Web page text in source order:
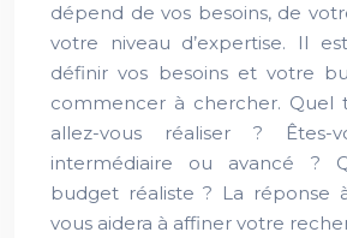
dépend de vos besoins, de
votre niveau d’expertise. Il
définir vos besoins et votre
commencer à chercher. Quel
allez-vous réaliser ? Êtes-
intermédiaire ou avancé ?
budget réaliste ? La réponse
vous aidera à affiner votre